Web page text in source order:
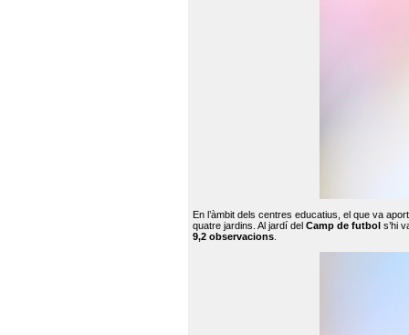
En l’àmbit dels centres educatius, el que va
quatre jardins. Al jardí del Camp de futbol s’hi
9,2 observacions